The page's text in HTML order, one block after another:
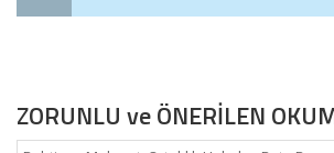
ZORUNLU ve ÖNERİLEN